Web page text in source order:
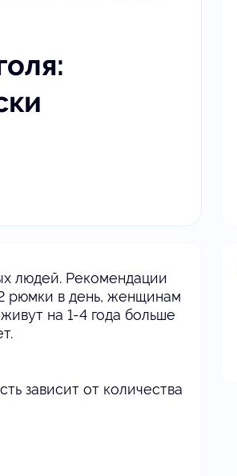
людей. Рекомендации
рюмки в день, женщинам
на 1-4 года больше
зависит от количества